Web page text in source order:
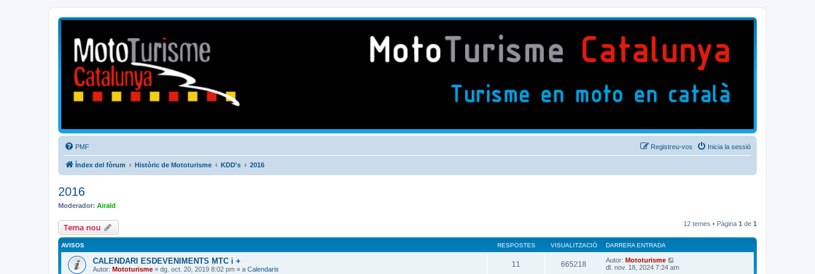
Mototurisme
Turisme en moto en català
PMF Inicia la sessió
Registreu-vos
Índex del fòrum Històric de Mototurisme KDD's 2016
2016
Moderador: Airald
Tema nou 12 temes • Pàgina 1 de 1
AVISOS RESPOSTES VISUALITZACIÓ DARRERA ENTRADA
CALENDARI ESDEVENIMENTS MTC i +
Autor: Mototurisme » dg. oct. 20, 2019 8:02 pm » a Calendaris
11 665218 Autor: Mototurisme
dl. nov. 18, 2024 7:24 am